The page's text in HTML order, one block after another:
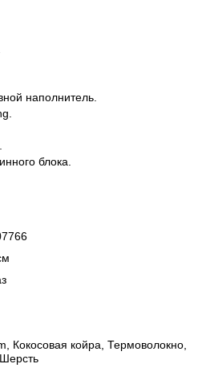
наполнитель.
блока.
Кокосовая койра Термоволокно
Шерсть